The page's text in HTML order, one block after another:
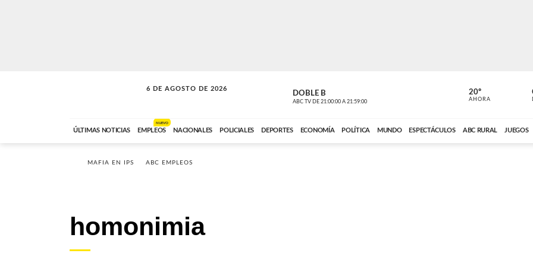
6 DE AGOSTO DE 2026
SOLO MÚSICA DOBLE B
ABC TV DE 21:00:00 A 21:59:00
DE TODO
ABC CARDINAL
20º
AHORA
ÚLTIMAS NOTICIAS EMPLEOS
NUEVO
NACIONALES POLICIALES DEPORTES ECONOMÍA POLÍTICA MUNDO ESPECTÁCULOS ABC RURAL JUEGOS
MAFIA EN IPS ABC EMPLEOS
homonimia